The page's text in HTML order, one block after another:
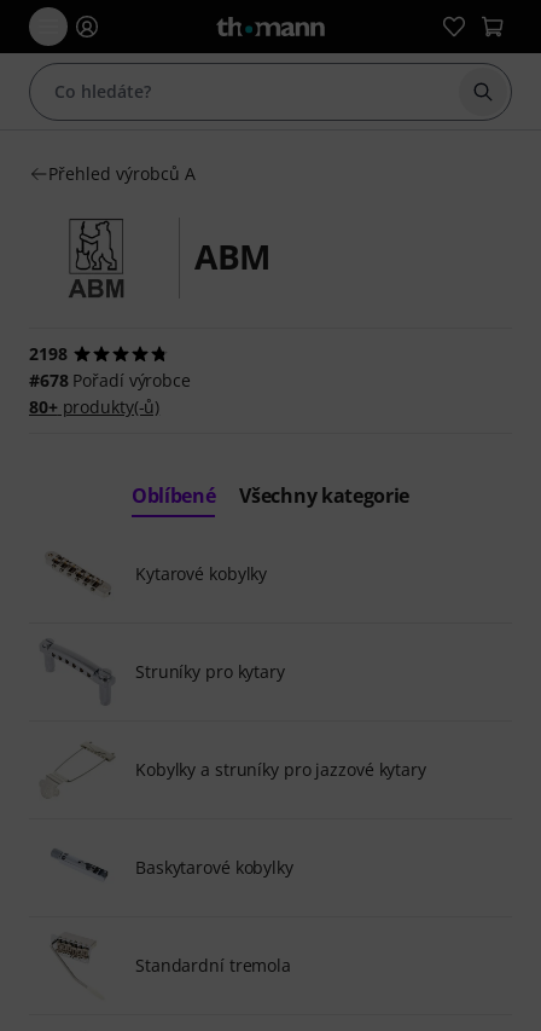
Začít
Přehled výrobců A
ABM
2198
#678Pořadí výrobce
80+produkty(-ů)
Oblíbené Všechny kategorie
Kytarové kobylky
Struníky pro kytary
Kobylky a struníky pro jazzové kytary
Baskytarové kobylky
Standardní tremola